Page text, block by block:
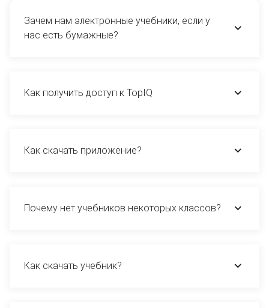
Зачем нам электронные учебники, если у
нас есть бумажные?
Как получить доступ к TopIQ
Как скачать приложение?
Почему нет учебников некоторых классов?
Как скачать учебник?